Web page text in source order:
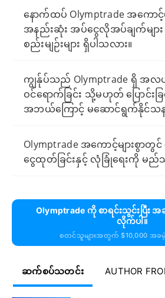
နောက်ထပ် Olymptrade အကော
အနည်းဆုံး အပ်ငွေလိုအပ်ချက်မျာ
စည်းမျဉ်းများ ရှိပါသလား။
ကျွန်ုပ်သည် Olymptrade ရှိ အ
ဝင်ရောက်ခြင်း သို့မဟုတ် ပြောင်းခြ
အဘယ်ကြောင့် မဆောင်ရွက်နိုင်သ
Olymptrade အကောင့်များစွာတွင်
ငွေထုတ်ခြင်းနှင့် လုံခြုံရေးကို မ
Olymptrade ကို စာရင်းသွင်းပြီး
လိုက်ပါ။
စတင်သူများအတွက် $10,000 အ
ဆက်စပ်သတင်း AUTHOR